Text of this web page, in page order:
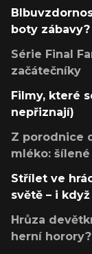
boty zábavy?
Série Final
začátečníky
Filmy, které
nepřiznají)
Z porodnice
mléko:
Střílet ve
světě – i
Hrůza
herní horory?